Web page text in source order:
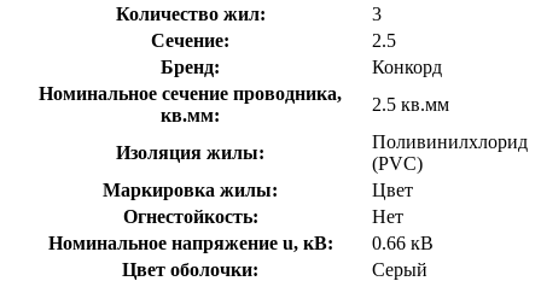
Количество жил:
3
Сечение:
2.5
Бренд:
Конкорд
Номинальное сечение проводника,
кв.мм:
2.5 кв.мм
Изоляция жилы:
Поливинилхлорид
(PVC)
Маркировка жилы:
Цвет
Огнестойкость:
Нет
Номинальное напряжение u, кВ:
0.66 кВ
Цвет оболочки:
Серый